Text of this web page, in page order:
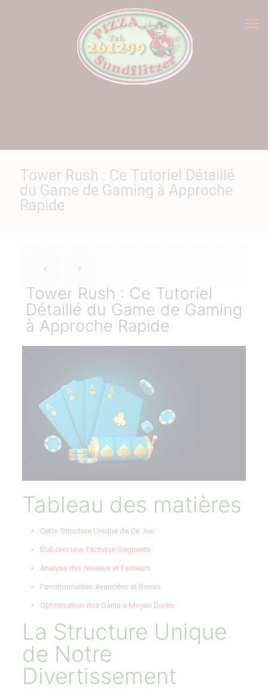
Tower Rush : Ce Tutoriel Détaillé
du Game de Gaming à Approche
Rapide
Tower Rush : Ce Tutoriel
Détaillé du Game de Gaming
à Approche Rapide
Tableau des matières
Cette Structure Unique de Ce Jeu
Élaborer une Tactique Gagnante
Analyse des Niveaux et Facteurs
Fonctionnalités Avancées et Bonus
Optimisation des Gains à Moyen Durée
La Structure Unique
de Notre
Divertissement